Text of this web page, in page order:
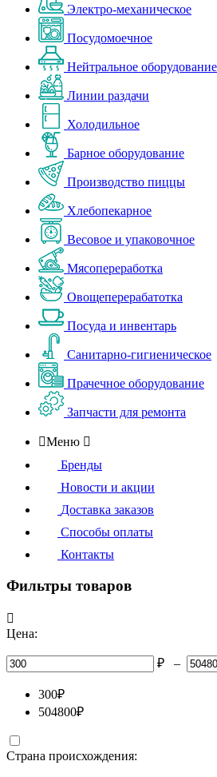
Электро-механическое
Посудомоечное
Нейтральное оборудование
Линии раздачи
Холодильное
Барное оборудование
Производство пиццы
Хлебопекарное
Весовое и упаковочное
Мясопереработка
Овощеперерабатотка
Посуда и инвентарь
Санитарно-гигиеническое
Прачечное оборудование
Запчасти для ремонта
Меню 
Бренды
Новости и акции
Доставка заказов
Способы оплаты
Контакты
Фильтры товаров

Цена:
₽ –
300₽
504800₽
Страна происхождения: